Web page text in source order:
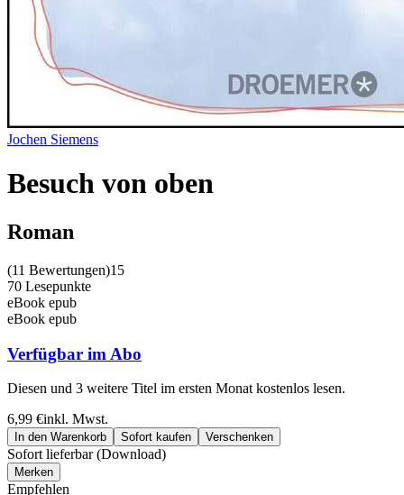
Jochen Siemens
Besuch von oben
Roman
(11 Bewertungen)15
70 Lesepunkte
eBook epub
eBook epub
Verfügbar im Abo
Diesen und 3 weitere Titel im ersten Monat kostenlos lesen.
6,99 €inkl. Mwst.
In den Warenkorb Sofort kaufen Verschenken
Sofort lieferbar (Download)
Merken
Empfehlen